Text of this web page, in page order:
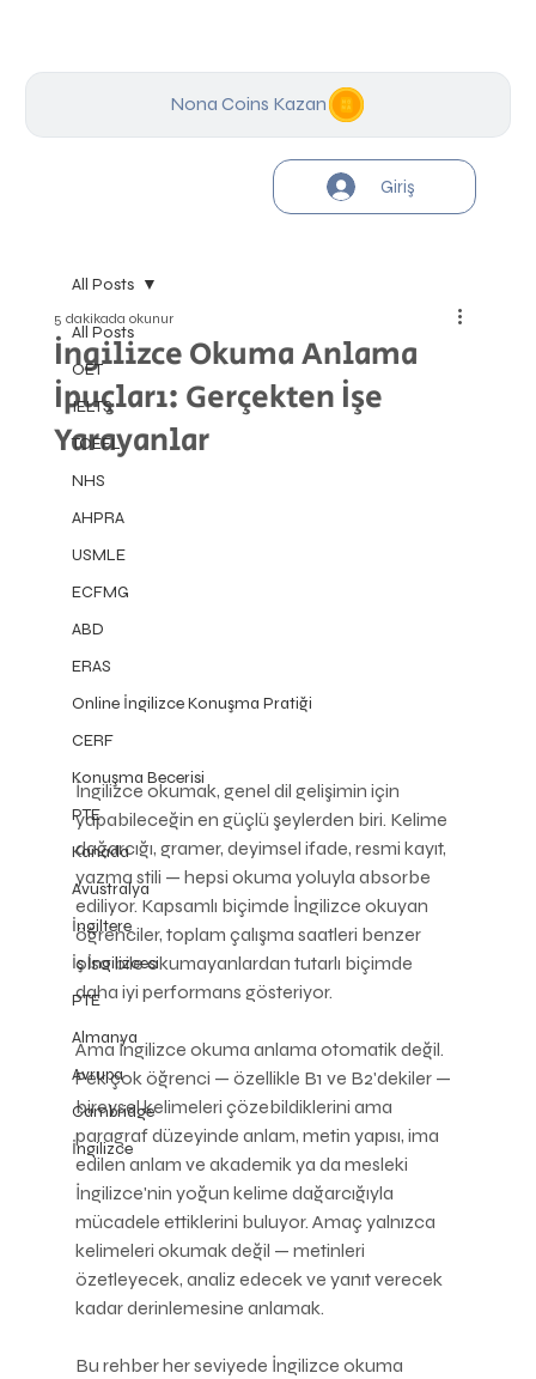
Giriş
Nona Coins Kazan
All Posts
OET
IELTS
TOEFL
NHS
AHPRA
USMLE
ECFMG
ABD
ERAS
Online İngilizce Konuşma Pratiği
CERF
Konuşma Becerisi
PTE
Kanada
Avustralya
İngiltere
İş İngilizcesi
PTE
Almanya
Avrupa
Cambridge
İngilizce
All Posts
İngilizce Okuma Anlama
İpuçları: Gerçekten İşe
Yarayanlar
5 dakikada okunur
İngilizce okumak, genel dil gelişimin için
yapabileceğin en güçlü şeylerden biri. Kelime
dağarcığı, gramer, deyimsel ifade, resmi kayıt,
yazma stili — hepsi okuma yoluyla absorbe
ediliyor. Kapsamlı biçimde İngilizce okuyan
öğrenciler, toplam çalışma saatleri benzer
olsa bile okumayanlardan tutarlı biçimde
daha iyi performans gösteriyor.
Ama İngilizce okuma anlama otomatik değil.
Pek çok öğrenci — özellikle B1 ve B2'dekiler —
bireysel kelimeleri çözebildiklerini ama
paragraf düzeyinde anlam, metin yapısı, ima
edilen anlam ve akademik ya da mesleki
İngilizce'nin yoğun kelime dağarcığıyla
mücadele ettiklerini buluyor. Amaç yalnızca
kelimeleri okumak değil — metinleri
özetleyecek, analiz edecek ve yanıt verecek
kadar derinlemesine anlamak.
Bu rehber her seviyede İngilizce okuma